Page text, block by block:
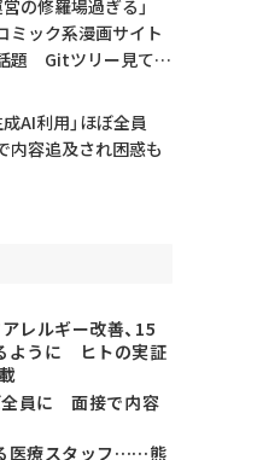
営の修羅場過ぎる」
ミック系漫画サイト
題 Gitツリー見てガ
成AI利用」ほぼ全員
容追及され困惑も
レルギー改善、15
ように ヒトの実証
全員に 面接で内容
医療スタッフ……熊